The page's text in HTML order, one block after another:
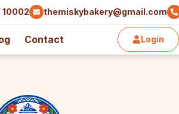
10002 themiskybakery@gmail.com
Contact Login